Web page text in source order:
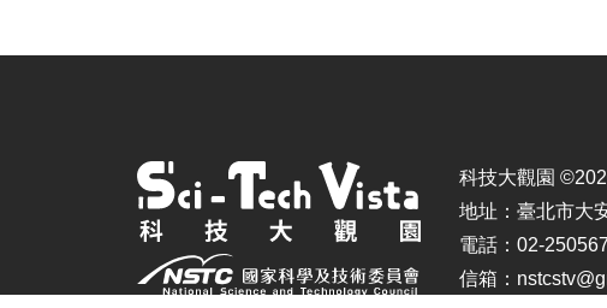
科技大觀園
地址：臺北市大
電話：02-
信箱：